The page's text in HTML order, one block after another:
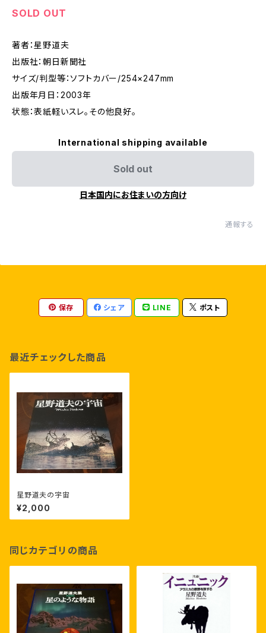
SOLD OUT
著者：星野道夫
出版社：朝日新聞社
サイズ/判型等：ソフトカバー/254×247mm
出版年月日：2003年
状態：表紙軽いスレ。その他良好。
International shipping available
Sold out
日本国内にお住まいの方向け
通報する
保存 シェア LINE ポスト
最近チェックした商品
星野道夫の宇宙
¥2,000
同じカテゴリの商品